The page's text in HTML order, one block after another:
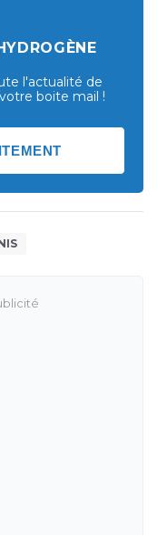
l'actualité de
boite mail !